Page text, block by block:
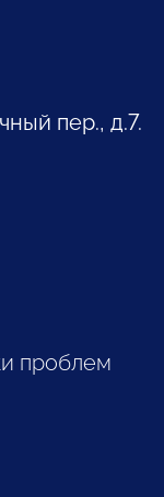
пер., д.7.
проблем